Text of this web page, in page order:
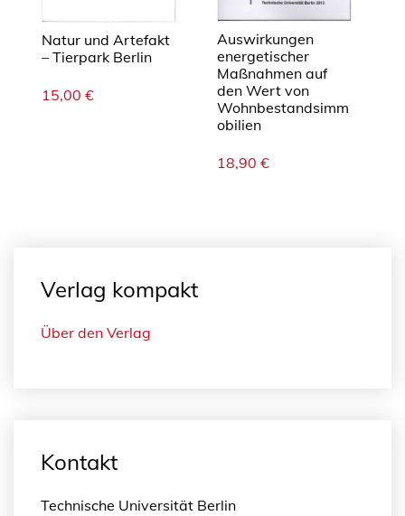
Natur und Artefakt
– Tierpark Berlin
15,00 €
Auswirkungen
energetischer
Maßnahmen auf
den Wert von
Wohnbestandsimm
obilien
18,90 €
Verlag kompakt
Über den Verlag
Kontakt
Technische Universität Berlin